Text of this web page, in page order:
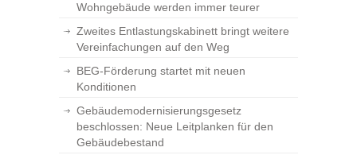
Wohngebäude werden immer teurer
Zweites Entlastungskabinett bringt weitere
Vereinfachungen auf den Weg
BEG-Förderung startet mit neuen
Konditionen
Gebäudemodernisierungsgesetz
beschlossen: Neue Leitplanken für den
Gebäudebestand